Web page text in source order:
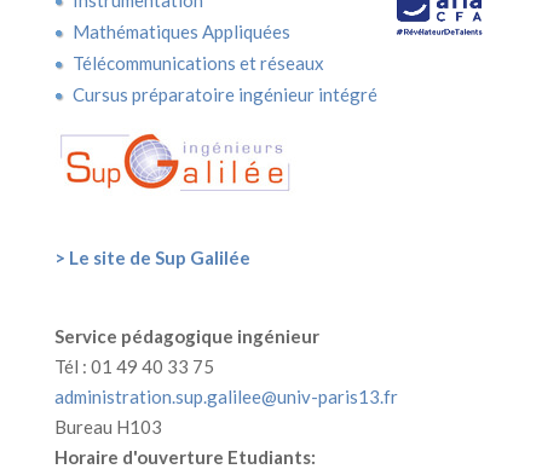
Mathématiques Appliquées
Télécommunications et réseaux
Cursus préparatoire ingénieur intégré
> Le site de Sup Galilée
Service pédagogique ingénieur
Tél : 01 49 40 33 75
administration.sup.galilee@univ-paris13.fr
Bureau H103
Horaire d'ouverture Etudiants: